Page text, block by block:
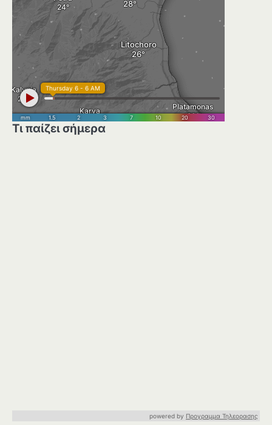
Τι παίζει σήμερα
powered by Προγραμμα Τηλεορασης